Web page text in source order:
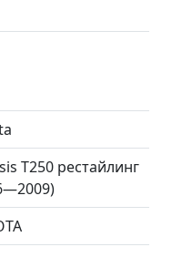
T250 рестайлинг